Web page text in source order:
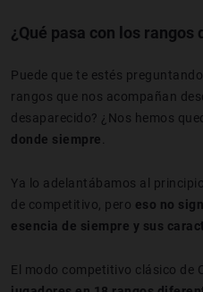
¿Qué pasa con los rangos
Puede que te estés
rangos que nos acompañan
desaparecido? ¿Nos hemos
donde siempre.
Ya lo adelantábamos al
de competitivo, pero eso no
esencia de siempre y sus
El modo competitivo clásico de